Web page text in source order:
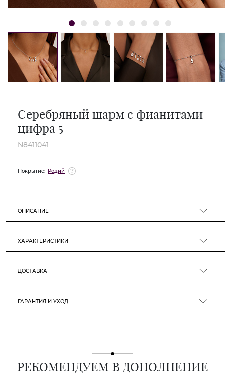
Серебряный шарм с фианитами
цифра 5
N8411041
Покрытие: Родий
ОПИСАНИЕ
ХАРАКТЕРИСТИКИ
ДОСТАВКА
ГАРАНТИЯ И УХОД
РЕКОМЕНДУЕМ В ДОПОЛНЕНИЕ